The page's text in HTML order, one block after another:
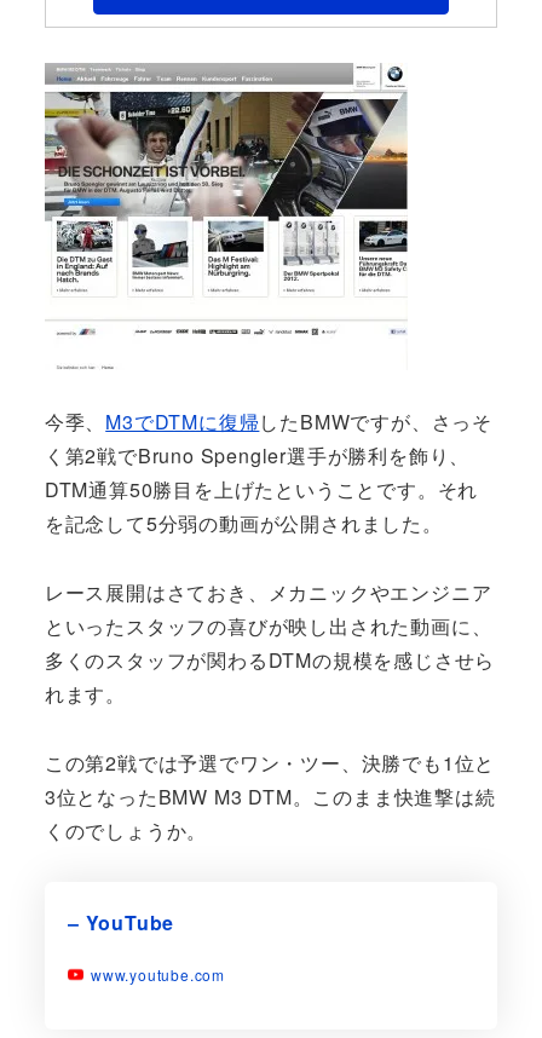
今季、 M3でDTMに復帰したBMWですが、さっそ
く第2戦でBruno Spengler選手が勝利を飾り、
DTM通算50勝目を上げたということです。それ
を記念して5分弱の動画が公開されました。
レース展開はさておき、メカニックやエンジニア
といったスタッフの喜びが映し出された動画に、
多くのスタッフが関わるDTMの規模を感じさせら
れます。
この第2戦では予選でワン・ツー、決勝でも1位と
3位となったBMW M3 DTM。このまま快進撃は続
くのでしょうか。
– YouTube
www.youtube.com